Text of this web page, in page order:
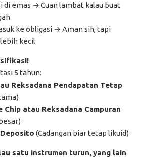
di emas → Cuan lambat kalau buat
ke obligasi → Aman sih, tapi
kecil
5 tahun:
Reksadana Pendapatan Tetap
Chip atau Reksadana Campuran
(Cadangan biar tetap likuid)
satu instrumen turun, yang lain